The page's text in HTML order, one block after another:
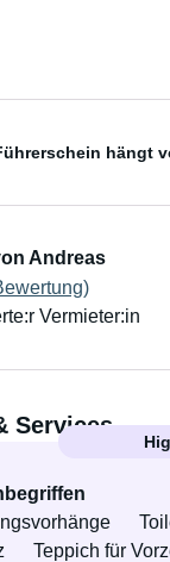
hängt
Andreas
Vermieter:in
Services
Teppich für